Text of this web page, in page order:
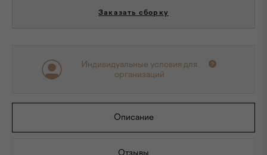
Заказать сборку
Индивидуальные условия для
организаций
Описание
Отзывы